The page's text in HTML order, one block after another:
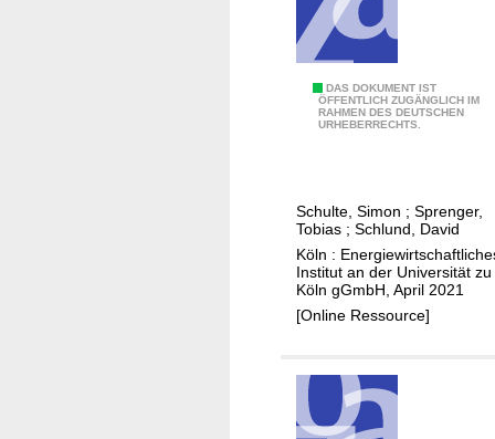
-
W
n
G
e
r
m
n
g
s
d
e
s
G
e
ä
d
DAS DOKUMENT IST
ÖFFENTLICH ZUGÄNGLICH IM
RAHMEN DES DEUTSCHEN
URHEBERRECHTS.
e
k
t
i
v
n
u
Schulte, Simon ; Sprenger,
Tobias ; Schlund, David
Köln :
Institut an der Universität zu
Köln gGmbH, April 2021
[Online Ressource]